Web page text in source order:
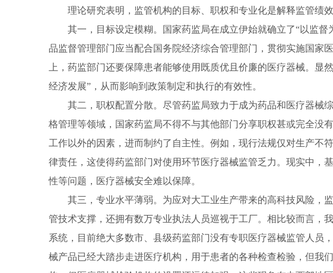
理论研究表明，监管机构的目标、职权和专业化是解释监管绩效
其一，目标设定模糊。国家药监局在成立伊始就确立了“以监督
品监督管理部门应当配合国务院经济综合管理部门，贯彻实施国家
上，药监部门还要保障患者能够使用既质优且价廉的医疗器械。
经济发展”，从而影响到政策制定和执行的有效性。
其二，职权配置分散。尽管药监局致力于成为药品和医疗器械
格管理等领域，国家药监局不得不与其他部门分享职权甚或完全没
工作以外的因素，进而制约了自主性。例如，现行法规仅对生产不
律责任，这使得药监部门对使用环节医疗器械监管乏力。现实中，
性等问题，医疗器械安全难以保障。
其三，专业水平薄弱。为应对大工业生产带来的高科技风险，
管技术支撑，还拥有数万专业执法人员巡视于工厂。相比较而言，
系统，目前绝大多数市、县级药监部门没有专职医疗器械监管人员
械产品已经大踏步走进医疗机构，用于患者的各种检查检验，但我